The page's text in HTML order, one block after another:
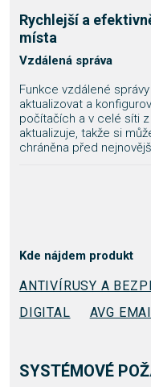
Rychlejší a
místa
Vzdálená správa
Funkce vzdálené
aktualizovat a
počítačích a v celé síti
aktualizuje, takže si
chráněna před
Kde nájdem produkt
ANTIVÍRUSY A
DIGITAL
AVG
SYSTÉMOVÉ